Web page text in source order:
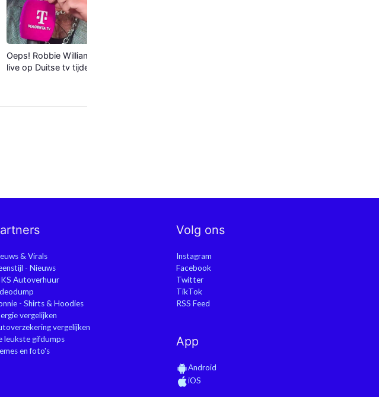
Oeps! Robbie Williams verliest 'wit brokje'
live op Duitse tv tijdens WK-finale
& Virals
- Nieuws
Autoverhuur
- Shirts & Hoodies
vergelijken
vergelijken
leukste gifdumps
en foto's
Volg ons
Instagram
Facebook
Twitter
TikTok
RSS Feed
App
Android
iOS